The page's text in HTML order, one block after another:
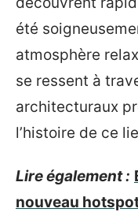
été
atmosphère
se ressent à
architecturaux
l’histoire de ce
Lire également :
nouveau